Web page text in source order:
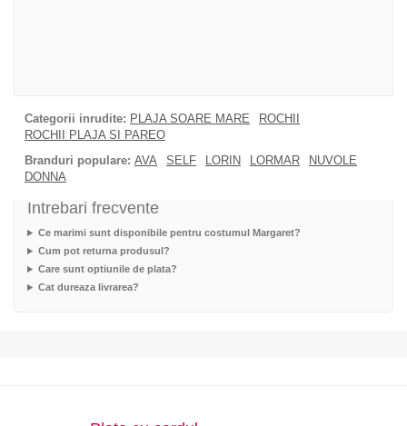
Categorii inrudite: PLAJA SOARE MARE
ROCHII
ROCHII PLAJA SI PAREO
Branduri populare: AVA SELF LORIN LORMAR
NUVOLE
DONNA
Intrebari frecvente
Ce marimi sunt disponibile pentru costumul Margaret?
Cum pot returna produsul?
Care sunt optiunile de plata?
Cat dureaza livrarea?